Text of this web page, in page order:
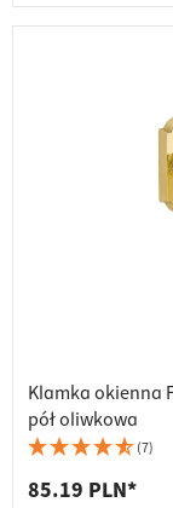
Klamka okienna
pół oliwkowa
(7)
85.19 PLN*